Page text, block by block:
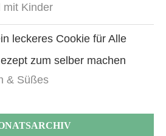
mit Kinder
zum selber machen
& Süßes